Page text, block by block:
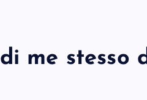
me stesso